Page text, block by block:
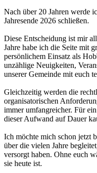
Nach über 20 Jahren werde
Jahresende 2026 schließen.
Diese Entscheidung ist mir
Jahre habe ich die Seite mit
persönlichem Einsatz als
unzählige Neuigkeiten,
unserer Gemeinde mit euch
Gleichzeitig werden die
organisatorischen
immer umfangreicher. Für
dieser Aufwand auf Dauer
Ich möchte mich schon jetzt
über die vielen Jahre
versorgt haben. Ohne euch
sie heute ist.